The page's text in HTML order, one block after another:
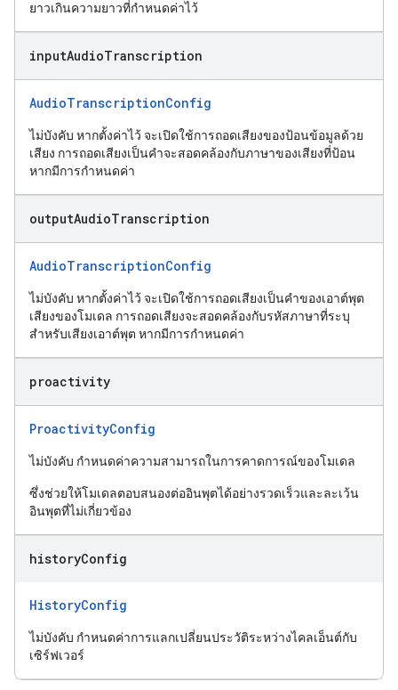
ยาวเกินความยาวที่กำหนดค่าไว้
inputAudioTranscription
AudioTranscriptionConfig
ไม่บังคับ หากตั้งค่าไว้ จะเปิดใช้การถอดเสียงของป้อนข้อมูลด้วย
เสียง การถอดเสียงเป็นคำจะสอดคล้องกับภาษาของเสียงที่ป้อน
หากมีการกำหนดค่า
outputAudioTranscription
AudioTranscriptionConfig
ไม่บังคับ หากตั้งค่าไว้ จะเปิดใช้การถอดเสียงเป็นคำของเอาต์พุต
เสียงของโมเดล การถอดเสียงจะสอดคล้องกับรหัสภาษาที่ระบุ
สำหรับเสียงเอาต์พุต หากมีการกำหนดค่า
proactivity
ProactivityConfig
ไม่บังคับ กำหนดค่าความสามารถในการคาดการณ์ของโมเดล
ซึ่งช่วยให้โมเดลตอบสนองต่ออินพุตได้อย่างรวดเร็วและละเว้น
อินพุตที่ไม่เกี่ยวข้อง
historyConfig
HistoryConfig
ไม่บังคับ กำหนดค่าการแลกเปลี่ยนประวัติระหว่างไคลเอ็นต์กับ
เซิร์ฟเวอร์